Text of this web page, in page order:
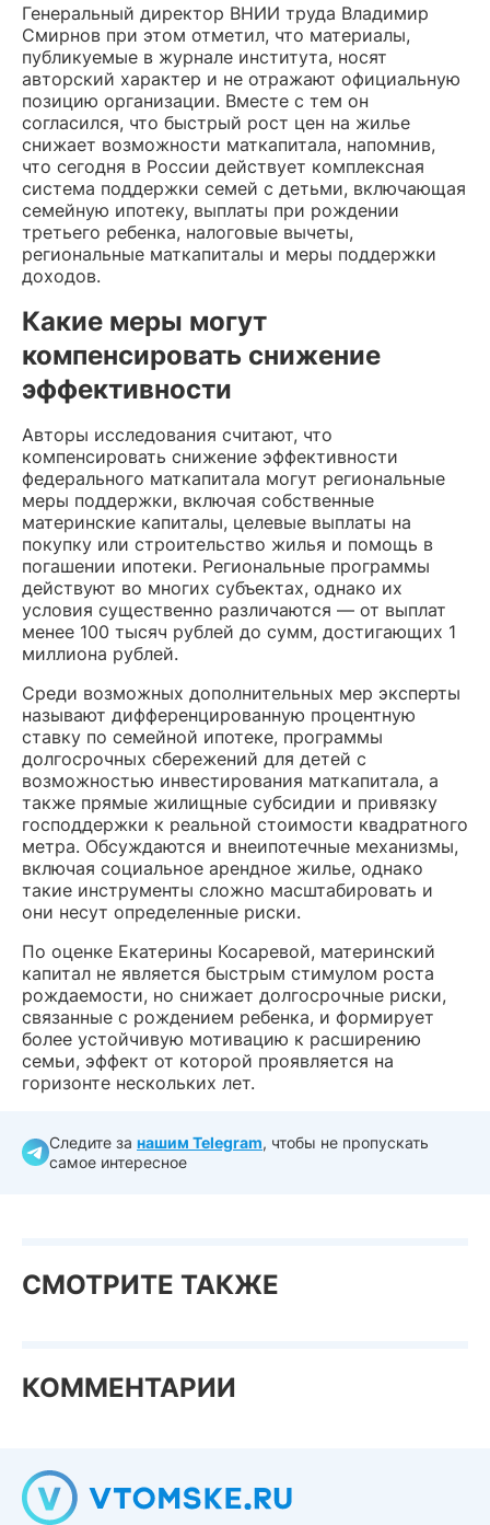
Генеральный директор ВНИИ труда Владимир
Смирнов при этом отметил, что материалы,
публикуемые в журнале института, носят
авторский характер и не отражают официальную
позицию организации. Вместе с тем он
согласился, что быстрый рост цен на жилье
снижает возможности маткапитала, напомнив,
что сегодня в России действует комплексная
система поддержки семей с детьми, включающая
семейную ипотеку, выплаты при рождении
третьего ребенка, налоговые вычеты,
региональные маткапиталы и меры поддержки
доходов.
Какие меры могут
компенсировать снижение
эффективности
Авторы исследования считают, что
компенсировать снижение эффективности
федерального маткапитала могут региональные
меры поддержки, включая собственные
материнские капиталы, целевые выплаты на
покупку или строительство жилья и помощь в
погашении ипотеки. Региональные программы
действуют во многих субъектах, однако их
условия существенно различаются — от выплат
менее 100 тысяч рублей до сумм, достигающих 1
миллиона рублей.
Среди возможных дополнительных мер эксперты
называют дифференцированную процентную
ставку по семейной ипотеке, программы
долгосрочных сбережений для детей с
возможностью инвестирования маткапитала, а
также прямые жилищные субсидии и привязку
господдержки к реальной стоимости квадратного
метра. Обсуждаются и внеипотечные механизмы,
включая социальное арендное жилье, однако
такие инструменты сложно масштабировать и
они несут определенные риски.
По оценке Екатерины Косаревой, материнский
капитал не является быстрым стимулом роста
рождаемости, но снижает долгосрочные риски,
связанные с рождением ребенка, и формирует
более устойчивую мотивацию к расширению
семьи, эффект от которой проявляется на
горизонте нескольких лет.
Следите за нашим Telegram, чтобы не пропускать
самое интересное
СМОТРИТЕ ТАКЖЕ
КОММЕНТАРИИ